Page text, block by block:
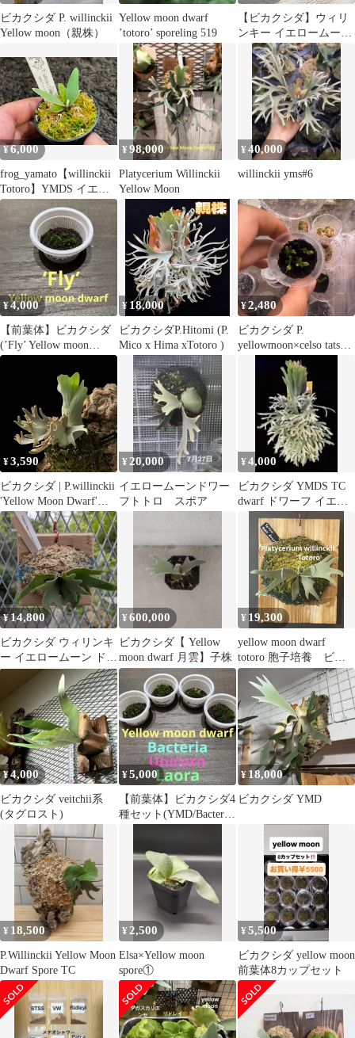
ビカクシダ P. willinckii
Yellow moon（親株）
Yellow moon dwarf
’totoro’ sporeling 519
【ビカクシダ】ウィリ
ンキー イエロームー
ン・バリ 幼苗
WYB011【コウモリラ
ン】
¥6,000
frog_yamato【willinckii
Totoro】YMDS イエロ
ームーンドワーフ
yellow moon dwarf ウィ
リンキー トトロ spore
スポア super dwarf ドワ
ーフ ビカクシダ コウモ
リラン ケロスポ
¥98,000
Platycerium Willinckii
Yellow Moon
¥40,000
willinckii yms#6
¥4,000
【前葉体】ビカクシダ
(’Fly’ Yellow moon
dwarf)胞子培養
¥ 18,000
ビカクシダP.Hitomi (P.
Mico x Hima xTotoro )
¥2,480
ビカクシダ P.
yellowmoon×celso tatsuta
胞子培養苗
¥3,590
ビカクシダ | P.willinckii
'Yellow Moon Dwarf'
(Selected sporeling /
'Totoro') | トトロ スポア
A
¥ 20,000
イエロームーンドワー
フトトロ スポア
¥4,000
ビカクシダ YMDS TC
dwarf ドワーフ イエロ
ームーン Y4-5
¥14,800
ビカクシダ ウィリンキ
ー イエロームーン ドワ
ーフ
¥600,000
ビカクシダ【 Yellow
moon dwarf 月雲】子株
¥ 19,300
yellow moon dwarf
totoro 胞子培養 ビカ
クシダ
¥4,000
ビカクシダ veitchii系
(タグロスト)
¥5,000
【前葉体】ビカクシダ4
種セット(YMD/Bacteria
¥ 18,000
ビカクシダ YMD
¥ 18,500
P.Willinckii Yellow Moon
Dwarf Spore TC
¥ 2,500
Elsa×Yellow moon
spore①
¥5,500
ビカクシダ yellow moon
前葉体8カップセット